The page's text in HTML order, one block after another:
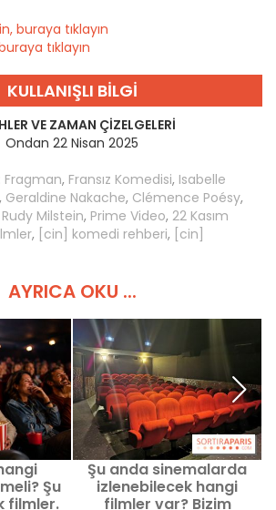
buraya tıklayın
tıklayın
KULLANIŞLI BILGI
VE ZAMAN ÇIZELGELERI
Ondan 22 Nisan 2025
Fragman, Fransız Komedisi, Isabelle
, Geraldine Nakache, Clémence Poésy,
Rudy Milstein, Prime Video, 22 Kasım
, [cin] komedi rehberi, [cin]
AYRICA OKU ...
Şu
filmler.
Şu anda sinemalarda
izlenebilecek hangi
filmler var? Bizim